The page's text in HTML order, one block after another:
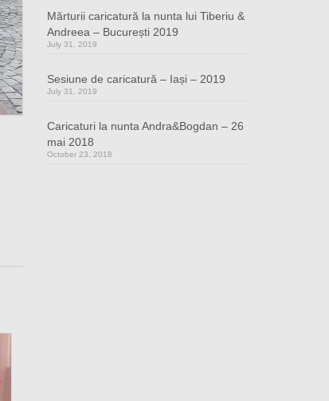
Mărturii caricatură la nunta lui Tiberiu &
Andreea – București 2019
July 31, 2019
Sesiune de caricatură – Iași – 2019
July 31, 2019
Caricaturi la nunta Andra&Bogdan – 26
mai 2018
October 23, 2018